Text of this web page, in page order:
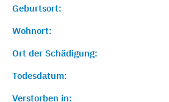
Geburtsort:
Wohnort:
Ort der Schädigung:
Todesdatum:
Verstorben in: